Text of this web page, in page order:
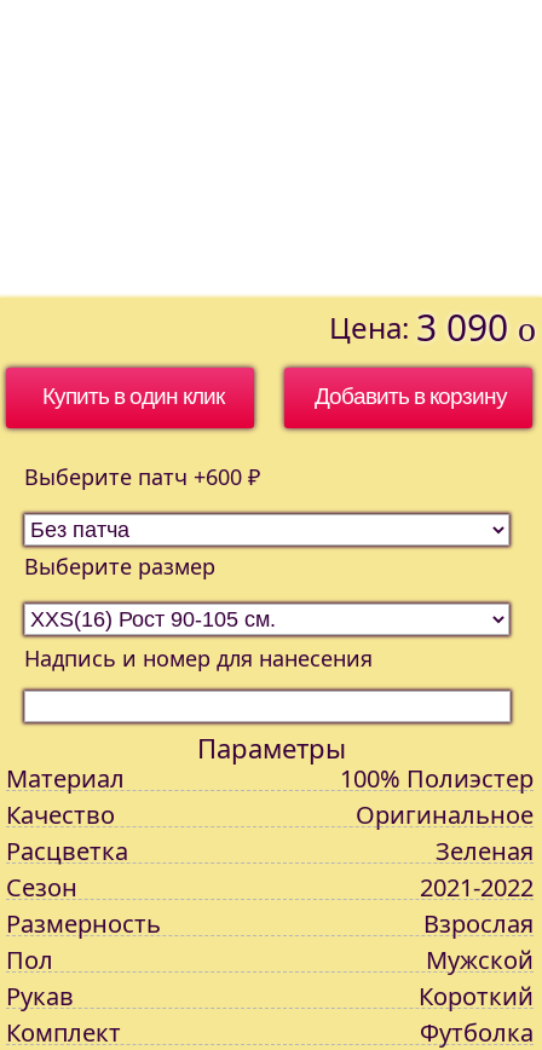
Цена: 3 090 o
Купить в один клик
Выберите патч +600 ₽
Выберите размер
Надпись и номер для нанесения
Параметры
Материал
100% Полиэстер
Качество
Оригинальное
Расцветка
Зеленая
Сезон
2021-2022
Размерность
Взрослая
Пол
Мужской
Рукав
Короткий
Комплект
Футболка